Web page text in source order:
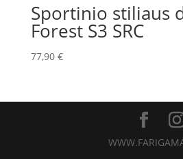
Sportinio stiliaus
Forest S3 SRC
77,90 €